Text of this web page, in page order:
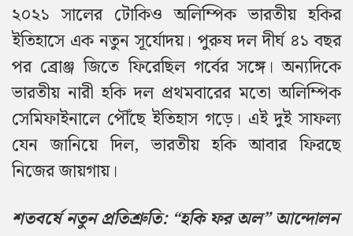
২০২১ সালের টোকিও অলিম্পিক ভারতীয় হকির
ইতিহাসে এক নতুন সূর্যোদয়। পুরুষ দল দীর্ঘ ৪১ বছর
পর ব্রোঞ্জ জিতে ফিরেছিল গর্বের সঙ্গে।অন্যদিকে
ভারতীয় নারী হকি দল প্রথমবারের মতো অলিম্পিক
সেমিফাইনালে পৌঁছে ইতিহাস গড়ে। এই দুই সাফল্য
যেন জানিয়ে দিল, ভারতীয় হকি আবার ফিরছে
নিজের জায়গায়।
শতবর্ষে নতুন প্রতিশ্রুতি: “হকি ফর অল” আন্দোলন